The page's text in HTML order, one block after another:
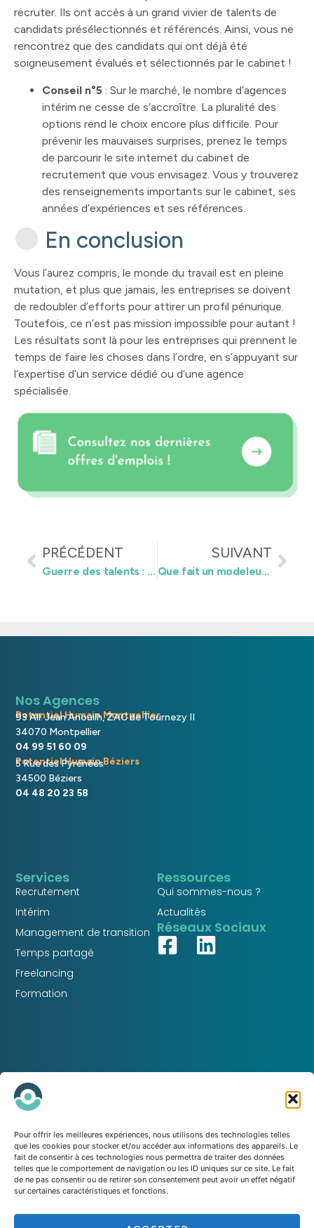
Pour offrir les meilleures expériences, nous utilisons des technologies telles
que les cookies pour stocker et/ou accéder aux informations des appareils. Le
fait de consentir à ces technologies nous permettra de traiter des données
telles que le comportement de navigation ou les ID uniques sur ce site. Le fait
de ne pas consentir ou de retirer son consentement peut avoir un effet négatif
sur certaines caractéristiques et fonctions.
recruter. Ils ont accès à un grand vivier de talents de
candidats présélectionnés et référencés. Ainsi, vous ne
rencontrez que des candidats qui ont déjà été
soigneusement évalués et sélectionnés par le cabinet !
Conseil n°5 : Sur le marché, le nombre d’agences
intérim ne cesse de s’accroître. La pluralité des
options rend le choix encore plus difficile. Pour
prévenir les mauvaises surprises, prenez le temps
de parcourir le site internet du cabinet de
recrutement que vous envisagez. Vous y trouverez
des renseignements importants sur le cabinet, ses
années d’expériences et ses références.
En conclusion
Vous l’aurez compris, le monde du travail est en pleine
mutation, et plus que jamais, les entreprises se doivent
de redoubler d’efforts pour attirer un profil pénurique.
Toutefois, ce n’est pas mission impossible pour autant !
Les résultats sont là pour les entreprises qui prennent le
temps de faire les choses dans l’ordre, en s’appuyant sur
l’expertise d’un service dédié ou d’une agence
spécialisée.
PRÉCÉDENT
Guerre des talents : comment se préparer en tant que recruteur ?
SUIVANT
Que fait un modeleur BIM ?
La bonne compétence,
au bon endroit,
au bon moment.
Nos Agences
Potentiel Humain Montpellier
93 All. Jean Anouilh, ZAC de Tournezy II
34070 Montpellier
04 99 51 60 09
Potentiel Humain Béziers
5 Rue des Pyrénées
34500 Béziers
04 48 20 23 58
Services
Recrutement
Intérim
Management de transition
Temps partagé
Freelancing
Formation
Ressources
Qui sommes-nous ?
Actualités
Réseaux Sociaux